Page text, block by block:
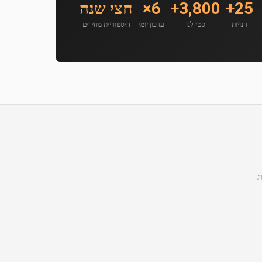
25+
חנויות
3,800+
סטי לגו
6×
עדכון יומי
חצי שנה
היסטוריית מחירים